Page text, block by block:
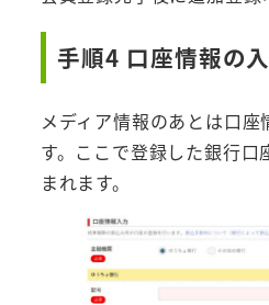
手順4 口座情報の
メディア情報のあとは口座
す。ここで登録した銀行
まれます。